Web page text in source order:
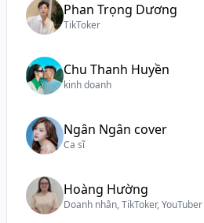
Phan Trọng Dương
TikToker
Chu Thanh Huyền
kinh doanh
Ngân Ngân cover
Ca sĩ
Hoàng Hường
Doanh nhân, TikToker, YouTuber